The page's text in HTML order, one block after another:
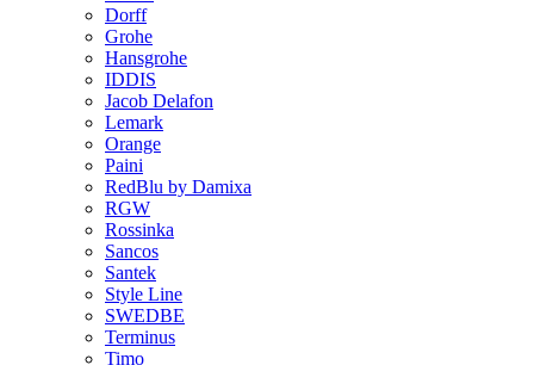
Dorff
Grohe
Hansgrohe
IDDIS
Jacob Delafon
Lemark
Orange
Paini
RedBlu by Damixa
RGW
Rossinka
Sancos
Santek
Style Line
SWEDBE
Terminus
Timo